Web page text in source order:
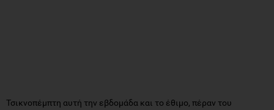
Τσικνοπέμπτη αυτή την εβδομάδα και το έθιμο, πέραν του